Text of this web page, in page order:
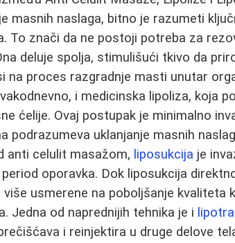
masnih naslaga, bitno je razumeti
To znači da ne postoji potreba za
deluje spolja, stimulišući tkivo da
na proces razgradnje masti unutar
i medicinska lipoliza, koja
ćelije. Ovaj postupak je minimalno
podrazumeva uklanjanje masnih
anti celulit masažom, liposukcija je
oporavka. Dok liposukcija
usmerene na poboljšanje kvaliteta
Jedna od naprednijih tehnika je i
i reinjektira u druge delove